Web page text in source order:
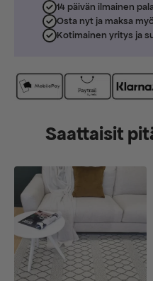
14 päivän ilmainen
Osta nyt ja maksa
Kotimainen yritys ja
Saattaisit